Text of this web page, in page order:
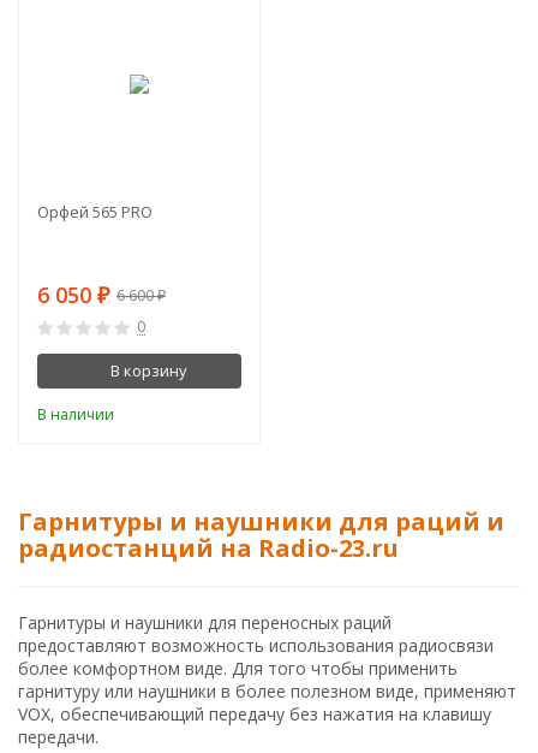
Орфей 565 PRO
6 050 ₽ 6 600₽
0
В корзину
В наличии
Гарнитуры и наушники для раций и
радиостанций на Radio-23.ru
Гарнитуры и наушники для переносных раций
предоставляют возможность использования радиосвязи
более комфортном виде. Для того чтобы применить
гарнитуру или наушники в более полезном виде, применяют
VOX, обеспечивающий передачу без нажатия на клавишу
передачи.